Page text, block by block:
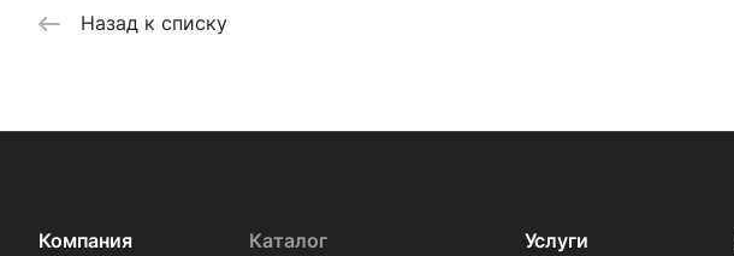
Назад к списку
Компания Каталог Услуги